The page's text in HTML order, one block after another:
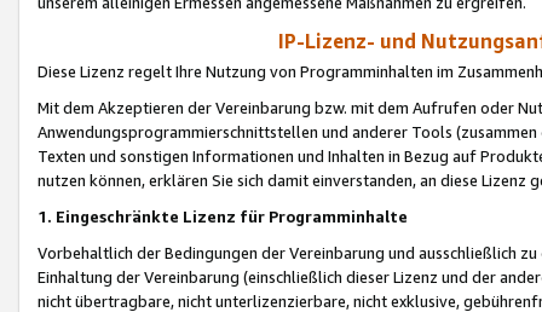
IP-Lizenz- und
Diese Lizenz regelt Ihre Nutzung von Programminhalten im
Mit dem Akzeptieren der Vereinbarung bzw. mit dem Aufrufen oder
Anwendungsprogrammierschnittstellen und anderer Tools (zusammen
Texten und sonstigen Informationen und Inhalten in Bezug auf
nutzen können, erklären Sie sich damit einverstanden, an diese Lizenz
1. Eingeschränkte Lizenz für Programminhalte
Vorbehaltlich der Bedingungen der Vereinbarung und ausschließlich
Einhaltung der Vereinbarung (einschließlich dieser Lizenz und der
nicht übertragbare, nicht unterlizenzierbare, nicht exklusive,